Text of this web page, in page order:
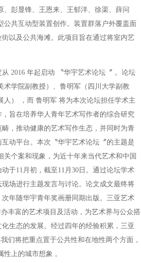
彭显锋、王恩来、王郁洋、徐渠、薛问
共互动型装置创作。装置群落户外覆盖面
以及公共海滩。此项目旨在通过将室内艺
2016 年起启动 〝华宇艺术论坛〞 。论坛
学院副教授）、鲁明军（四川大学副教
） ，而 鲁明军 将为本次论坛担任学术主
旨在培养华人青年艺术写作者的综合研究
，推动健康的艺术写作生态，并同时为青
动平台。本次〝华宇艺术论坛〞的主题是
关个案和现象，为近十年来当代艺术和中国
于11月初，截至11月30日。通过论坛学术
场进行主题发言与讨论。论文成文最终将
年随华宇青年奖画册同期出版。三亚艺术
丰富的艺术项目及活动，为艺术界与公众搭
生态的发展。经过四年的经验积累，三亚
们将把重点置于公共性和在地性两个方面，
上的城市想象 。